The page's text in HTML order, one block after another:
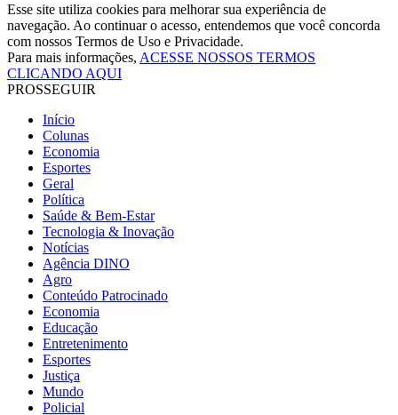
Esse site utiliza cookies para melhorar sua experiência de
navegação. Ao continuar o acesso, entendemos que você concorda
com nossos Termos de Uso e Privacidade.
Para mais informações, ACESSE NOSSOS TERMOS
CLICANDO AQUI
PROSSEGUIR
Início
Colunas
Economia
Esportes
Geral
Política
Saúde & Bem-Estar
Tecnologia & Inovação
Notícias
Agência DINO
Agro
Conteúdo Patrocinado
Economia
Educação
Entretenimento
Esportes
Justiça
Mundo
Policial